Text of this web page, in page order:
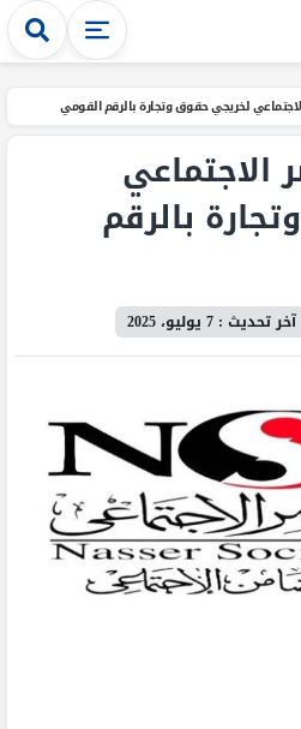
لخريجي حقوق وتجارة بالرقم القومي
الاجتماعي
بالرقم
آخر تحديث : 7 يوليو، 2025